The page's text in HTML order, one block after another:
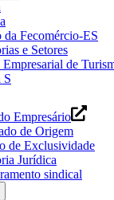
da Fecomércio-ES
e Setores
Empresarial de
S
Empresário
de Origem
de Exclusividade
Jurídica
sindical